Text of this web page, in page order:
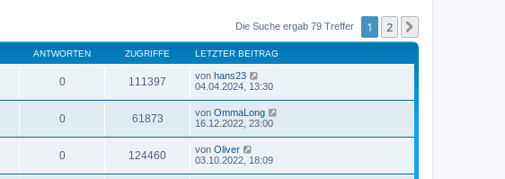
Die Suche ergab 79 Treffer 1 2
ANTWORTEN ZUGRIFFE LETZTER BEITRAG
0 111397 von hans23
04.04.2024, 13:30
0 61873 von OmmaLong
16.12.2022, 23:00
0 124460 von Oliver
03.10.2022, 18:09